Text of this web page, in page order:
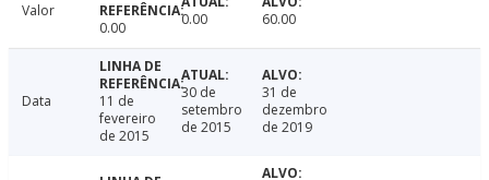
Valor
0.00
0.00 60.00
Data
11 de
fevereiro
de 2015
30 de
setembro
de 2015
31 de
dezembro
de 2019